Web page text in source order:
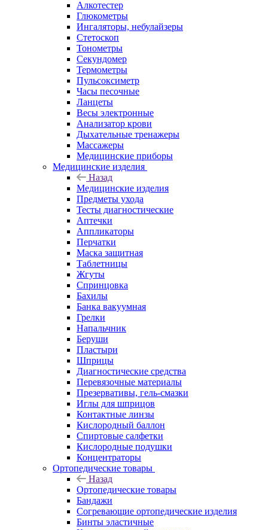
Алкотестер
Глюкометры
Ингаляторы, небулайзеры
Стетоскоп
Тонометры
Секундомер
Термометры
Пульсоксиметр
Часы песочные
Ланцеты
Весы электронные
Анализатор крови
Дыхательные тренажеры
Массажеры
Медицинские приборы
Медицинские изделия
Назад
Медицинские изделия
Предметы ухода
Тесты диагностические
Аптечки
Аппликаторы
Перчатки
Маска защитная
Таблетницы
Жгуты
Спринцовка
Бахилы
Банка вакуумная
Грелки
Напальчник
Беруши
Пластыри
Шприцы
Диагностические средства
Перевязочные материалы
Презервативы, гель-смазки
Иглы для шприцов
Контактные линзы
Кислородный баллон
Спиртовые салфетки
Кислородные подушки
Концентраторы
Ортопедические товары
Назад
Ортопедические товары
Бандажи
Согревающие ортопедические изделия
Бинты эластичные